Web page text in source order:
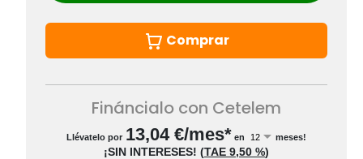
Comprar
Fináncialo con Cetelem
Llévatelo por 13,04€/mes* en meses!
¡SIN INTERESES! (TAE 9,50 %)